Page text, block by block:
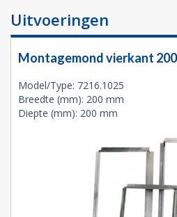
Uitvoeringen
Montagemond vierkant
Model/Type: 7216.1025
Breedte (mm): 200 mm
Diepte (mm): 200 mm